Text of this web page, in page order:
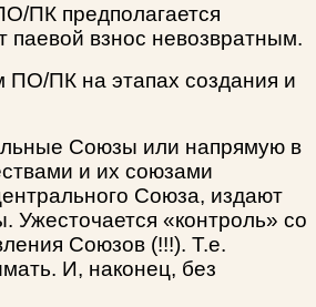
ПК предполагается
паевой взнос невозвратным.
ПО/ПК на этапах создания и
Союзы или напрямую в
и их союзами
Союза, издают
«контроль» со
Союзов (!!!). Т.е.
И, наконец, без